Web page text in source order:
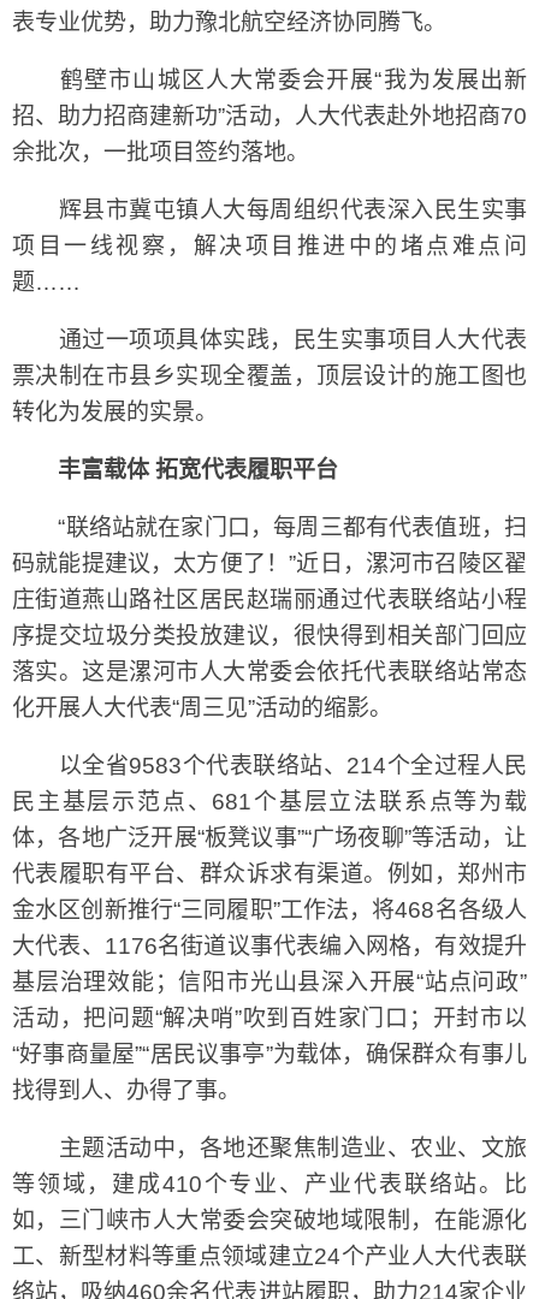
表专业优势，助力豫北航空经济协同腾飞。
鹤壁市山城区人大常委会开展“我为发展出新
招、助力招商建新功”活动，人大代表赴外地招商70
余批次，一批项目签约落地。
辉县市冀屯镇人大每周组织代表深入民生实事
项目一线视察，解决项目推进中的堵点难点问
题……
通过一项项具体实践，民生实事项目人大代表
票决制在市县乡实现全覆盖，顶层设计的施工图也
转化为发展的实景。
丰富载体 拓宽代表履职平台
“联络站就在家门口，每周三都有代表值班，扫
码就能提建议，太方便了！”近日，漯河市召陵区翟
庄街道燕山路社区居民赵瑞丽通过代表联络站小程
序提交垃圾分类投放建议，很快得到相关部门回应
落实。这是漯河市人大常委会依托代表联络站常态
化开展人大代表“周三见”活动的缩影。
以全省9583个代表联络站、214个全过程人民
民主基层示范点、681个基层立法联系点等为载
体，各地广泛开展“板凳议事”“广场夜聊”等活动，让
代表履职有平台、群众诉求有渠道。例如，郑州市
金水区创新推行“三同履职”工作法，将468名各级人
大代表、1176名街道议事代表编入网格，有效提升
基层治理效能；信阳市光山县深入开展“站点问政”
活动，把问题“解决哨”吹到百姓家门口；开封市以
“好事商量屋”“居民议事亭”为载体，确保群众有事儿
找得到人、办得了事。
主题活动中，各地还聚焦制造业、农业、文旅
等领域，建成410个专业、产业代表联络站。比
如，三门峡市人大常委会突破地域限制，在能源化
工、新型材料等重点领域建立24个产业人大代表联
络站，吸纳460余名代表进站履职，助力214家企业